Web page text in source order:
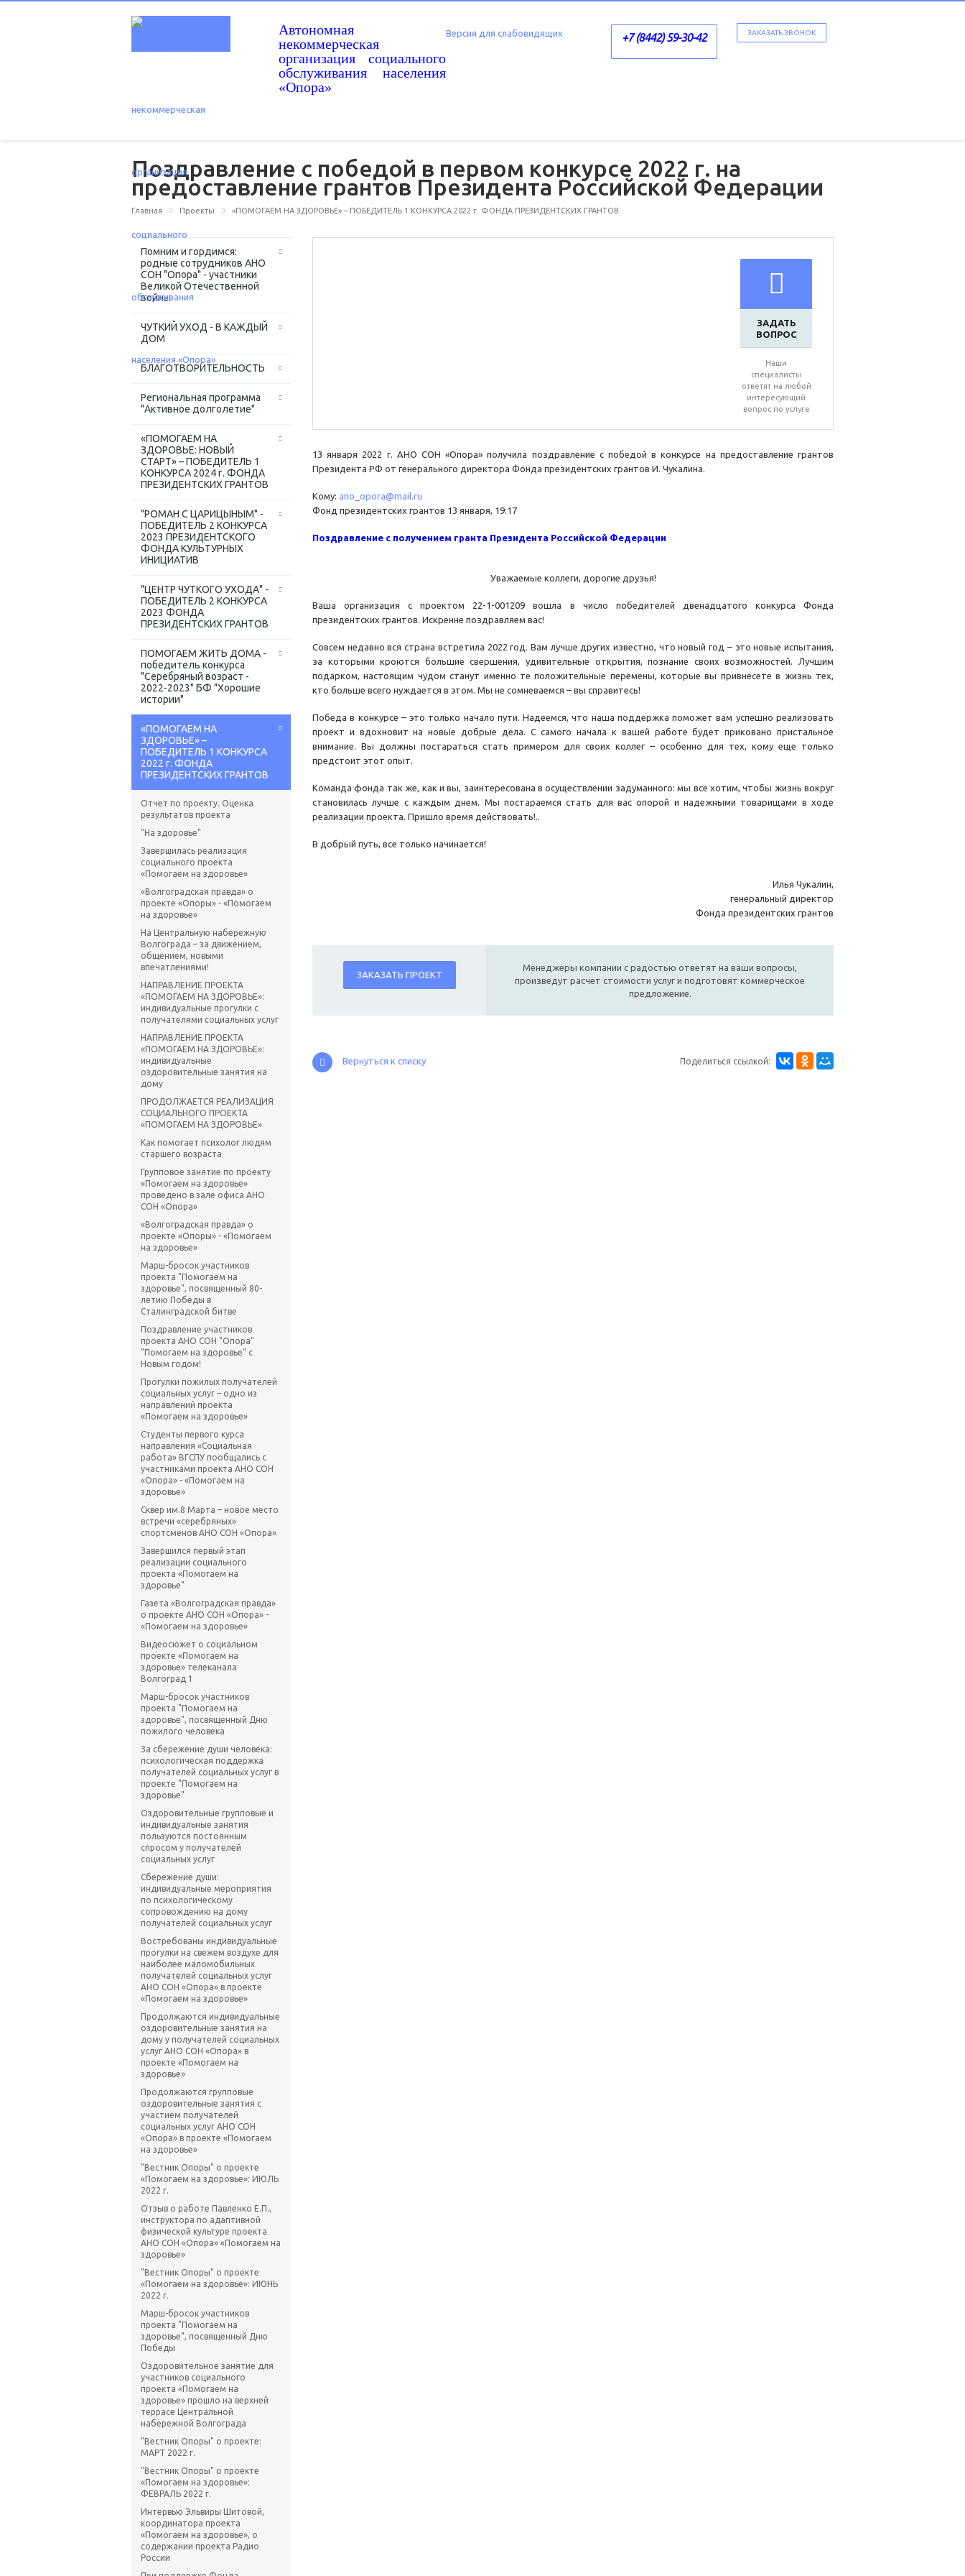
Автономная
некоммерческая
организация социального
обслуживания населения
«Опора»
ЗАКАЗАТЬ ЗВОНОК
+7 (8442) 59-30-42
Версия для слабовидящих
Поздравление с победой в первом конкурсе 2022 г. на
предоставление грантов Президента Российской Федерации
Главная Проекты «ПОМОГАЕМ НА ЗДОРОВЬЕ» – ПОБЕДИТЕЛЬ 1 КОНКУРСА 2022 г. ФОНДА ПРЕЗИДЕНТСКИХ ГРАНТОВ
Помним и гордимся:
родные сотрудников АНО
СОН "Опора" - участники
Великой Отечественной
войны
ЧУТКИЙ УХОД - В КАЖДЫЙ
ДОМ
БЛАГОТВОРИТЕЛЬНОСТЬ
Региональная программа
"Активное долголетие"
«ПОМОГАЕМ НА
ЗДОРОВЬЕ: НОВЫЙ
СТАРТ» – ПОБЕДИТЕЛЬ 1
КОНКУРСА 2024 г. ФОНДА
ПРЕЗИДЕНТСКИХ ГРАНТОВ
"РОМАН С ЦАРИЦЫНЫМ" -
ПОБЕДИТЕЛЬ 2 КОНКУРСА
2023 ПРЕЗИДЕНТСКОГО
ФОНДА КУЛЬТУРНЫХ
ИНИЦИАТИВ
"ЦЕНТР ЧУТКОГО УХОДА" -
ПОБЕДИТЕЛЬ 2 КОНКУРСА
2023 ФОНДА
ПРЕЗИДЕНТСКИХ ГРАНТОВ
ПОМОГАЕМ ЖИТЬ ДОМА -
победитель конкурса
"Серебряный возраст -
2022-2023" БФ "Хорошие
истории"
«ПОМОГАЕМ НА
ЗДОРОВЬЕ» –
ПОБЕДИТЕЛЬ 1 КОНКУРСА
2022 г. ФОНДА
ПРЕЗИДЕНТСКИХ ГРАНТОВ
Отчет по проекту. Оценка
результатов проекта
"На здоровье"
Завершилась реализация
социального проекта
«Помогаем на здоровье»
«Волгоградская правда» о
проекте «Опоры» - «Помогаем
на здоровье»
На Центральную набережную
Волгограда – за движением,
общением, новыми
впечатлениями!
НАПРАВЛЕНИЕ ПРОЕКТА
«ПОМОГАЕМ НА ЗДОРОВЬЕ»:
индивидуальные прогулки с
получателями социальных услуг
НАПРАВЛЕНИЕ ПРОЕКТА
«ПОМОГАЕМ НА ЗДОРОВЬЕ»:
индивидуальные
оздоровительные занятия на
дому
ПРОДОЛЖАЕТСЯ РЕАЛИЗАЦИЯ
СОЦИАЛЬНОГО ПРОЕКТА
«ПОМОГАЕМ НА ЗДОРОВЬЕ»
Как помогает психолог людям
старшего возраста
Групповое занятие по проекту
«Помогаем на здоровье»
проведено в зале офиса АНО
СОН «Опора»
«Волгоградская правда» о
проекте «Опоры» - «Помогаем
на здоровье»
Марш-бросок участников
проекта "Помогаем на
здоровье", посвященный 80-
летию Победы в
Сталинградской битве
Поздравление участников
проекта АНО СОН "Опора"
"Помогаем на здоровье" с
Новым годом!
Прогулки пожилых получателей
социальных услуг – одно из
направлений проекта
«Помогаем на здоровье»
Студенты первого курса
направления «Социальная
работа» ВГСПУ пообщались с
участниками проекта АНО СОН
«Опора» - «Помогаем на
здоровье»
Сквер им.8 Марта – новое место
встречи «серебряных»
спортсменов АНО СОН «Опора»
Завершился первый этап
реализации социального
проекта «Помогаем на
здоровье"
Газета «Волгоградская правда»
о проекте АНО СОН «Опора» -
«Помогаем на здоровье»
Видеосюжет о социальном
проекте «Помогаем на
здоровье» телеканала
Волгоград 1
Марш-бросок участников
проекта "Помогаем на
здоровье", посвященный Дню
пожилого человека
За сбережение души человека:
психологическая поддержка
получателей социальных услуг в
проекте "Помогаем на
здоровье"
Оздоровительные групповые и
индивидуальные занятия
пользуются постоянным
спросом у получателей
социальных услуг
Сбережение души:
индивидуальные мероприятия
по психологическому
сопровождению на дому
получателей социальных услуг
Востребованы индивидуальные
прогулки на свежем воздухе для
наиболее маломобильных
получателей социальных услуг
АНО СОН «Опора» в проекте
«Помогаем на здоровье»
Продолжаются индивидуальные
оздоровительные занятия на
дому у получателей социальных
услуг АНО СОН «Опора» в
проекте «Помогаем на
здоровье»
Продолжаются групповые
оздоровительные занятия с
участием получателей
социальных услуг АНО СОН
«Опора» в проекте «Помогаем
на здоровье»
"Вестник Опоры" о проекте
«Помогаем на здоровье»: ИЮЛЬ
2022 г.
Отзыв о работе Павленко Е.П.,
инструктора по адаптивной
физической культуре проекта
АНО СОН «Опора» «Помогаем на
здоровье»
"Вестник Опоры" о проекте
«Помогаем на здоровье»: ИЮНЬ
2022 г.
Марш-бросок участников
проекта "Помогаем на
здоровье", посвященный Дню
Победы
Оздоровительное занятие для
участников социального
проекта «Помогаем на
здоровье» прошло на верхней
террасе Центральной
набережной Волгограда
"Вестник Опоры" о проекте:
МАРТ 2022 г.
"Вестник Опоры" о проекте
«Помогаем на здоровье»:
ФЕВРАЛЬ 2022 г.
Интервью Эльвиры Шитовой,
координатора проекта
«Помогаем на здоровье», о
содержании проекта Радио
России
ЗАДАТЬ
ВОПРОС
Наши
специалисты
ответят на любой
интересующий
вопрос по услуге
13 января 2022 г. АНО СОН «Опора» получила поздравление с победой в конкурсе на предоставление грантов
Президента РФ от генерального директора Фонда президентских грантов И. Чукалина.
Кому: ano_opora@mail.ru
Фонд президентских грантов 13 января, 19:17
Поздравление с получением гранта Президента Российской Федерации
Уважаемые коллеги, дорогие друзья!
Ваша организация с проектом 22-1-001209 вошла в число победителей двенадцатого конкурса Фонда
президентских грантов. Искренне поздравляем вас!
Совсем недавно вся страна встретила 2022 год. Вам лучше других известно, что новый год – это новые испытания,
за которыми кроются большие свершения, удивительные открытия, познание своих возможностей. Лучшим
подарком, настоящим чудом станут именно те положительные перемены, которые вы привнесете в жизнь тех,
кто больше всего нуждается в этом. Мы не сомневаемся – вы справитесь!
Победа в конкурсе – это только начало пути. Надеемся, что наша поддержка поможет вам успешно реализовать
проект и вдохновит на новые добрые дела. С самого начала к вашей работе будет приковано пристальное
внимание. Вы должны постараться стать примером для своих коллег – особенно для тех, кому еще только
предстоит этот опыт.
Команда фонда так же, как и вы, заинтересована в осуществлении задуманного: мы все хотим, чтобы жизнь вокруг
становилась лучше с каждым днем. Мы постараемся стать для вас опорой и надежными товарищами в ходе
реализации проекта. Пришло время действовать!..
В добрый путь, все только начинается!
Илья Чукалин,
генеральный директор
Фонда президентских грантов
ЗАКАЗАТЬ ПРОЕКТ
Менеджеры компании с радостью ответят на ваши вопросы,
произведут расчет стоимости услуг и подготовят коммерческое
предложение.
Поделиться ссылкой:
Вернуться к списку